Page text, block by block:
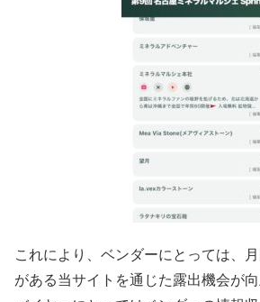
これにより、ベンダーにとっては、
がある当サイトを通じた露出機会が向